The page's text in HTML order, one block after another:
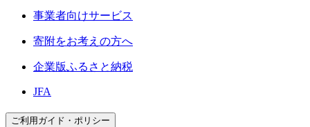
事業者向けサービス
寄附をお考えの方へ
企業版ふるさと納税
JFA
ご利用ガイド・ポリシー